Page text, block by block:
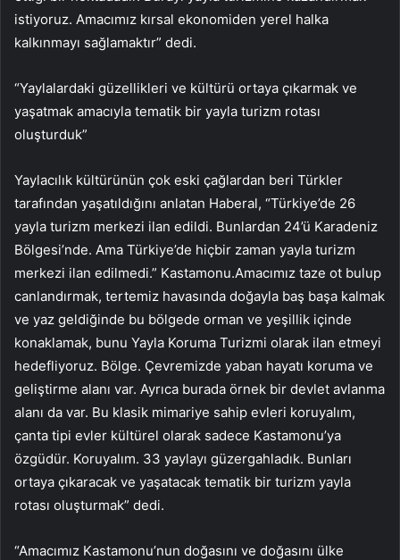
istiyoruz. Amacımız kırsal ekonomiden yerel halka
kalkınmayı sağlamaktır” dedi.
“Yaylalardaki güzellikleri ve kültürü ortaya çıkarmak ve
yaşatmak amacıyla tematik bir yayla turizm rotası
oluşturduk”
Yaylacılık kültürünün çok eski çağlardan beri Türkler
tarafından yaşatıldığını anlatan Haberal, “Türkiye’de 26
yayla turizm merkezi ilan edildi. Bunlardan 24’ü Karadeniz
Bölgesi’nde. Ama Türkiye’de hiçbir zaman yayla turizm
merkezi ilan edilmedi.” Kastamonu.Amacımız taze ot bulup
canlandırmak, tertemiz havasında doğayla baş başa kalmak
ve yaz geldiğinde bu bölgede orman ve yeşillik içinde
konaklamak, bunu Yayla Koruma Turizmi olarak ilan etmeyi
hedefliyoruz. Bölge. Çevremizde yaban hayatı koruma ve
geliştirme alanı var. Ayrıca burada örnek bir devlet avlanma
alanı da var. Bu klasik mimariye sahip evleri koruyalım,
çanta tipi evler kültürel olarak sadece Kastamonu’ya
özgüdür. Koruyalım. 33 yaylayı güzergahladık. Bunları
ortaya çıkaracak ve yaşatacak tematik bir turizm yayla
rotası oluşturmak” dedi.
“Amacımız Kastamonu’nun doğasını ve doğasını ülke